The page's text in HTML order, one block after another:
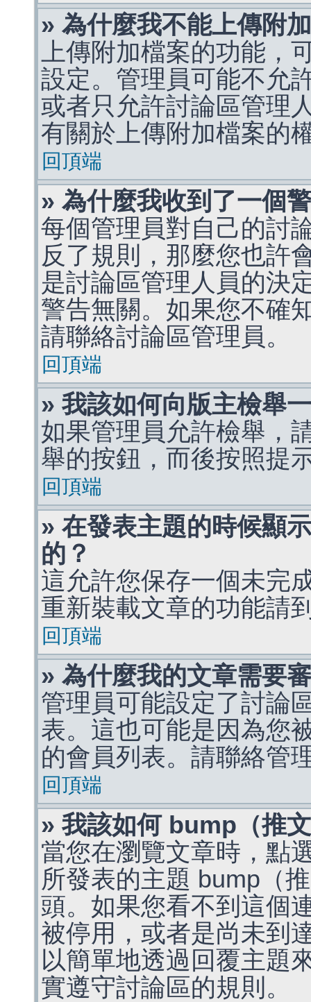
» 為什麼我不能上傳附
上傳附加檔案的功能，
設定。管理員可能不允
或者只允許討論區管理
有關於上傳附加檔案的
回頂端
» 為什麼我收到了一個
每個管理員對自己的討
反了規則，那麼您也許
是討論區管理人員的決
警告無關。如果您不確
請聯絡討論區管理員。
回頂端
» 我該如何向版主檢舉
如果管理員允許檢舉，
舉的按鈕，而後按照提
回頂端
» 在發表主題的時候顯
的？
這允許您保存一個未完
重新裝載文章的功能請
回頂端
» 為什麼我的文章需要
管理員可能設定了討論
表。這也可能是因為您
的會員列表。請聯絡管
回頂端
» 我該如何 bump（推
當您在瀏覽文章時，點
所發表的主題 bump（
頭。如果您看不到這個
被停用，或者是尚未到
以簡單地透過回覆主題
實遵守討論區的規則。